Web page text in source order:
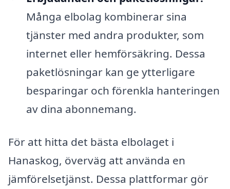
Många elbolag kombinerar sina
tjänster med andra produkter, som
internet eller hemförsäkring. Dessa
paketlösningar kan ge ytterligare
besparingar och förenkla hanteringen
av dina abonnemang.
För att hitta det bästa elbolaget i
Hanaskog, överväg att använda en
jämförelsetjänst. Dessa plattformar gör